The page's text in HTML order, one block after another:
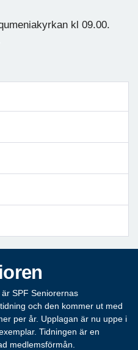
kl 09.00.
SPF Seniorernas
och den kommer ut med
per år. Upplagan är nu uppe i
Tidningen är en
medlemsförmån.